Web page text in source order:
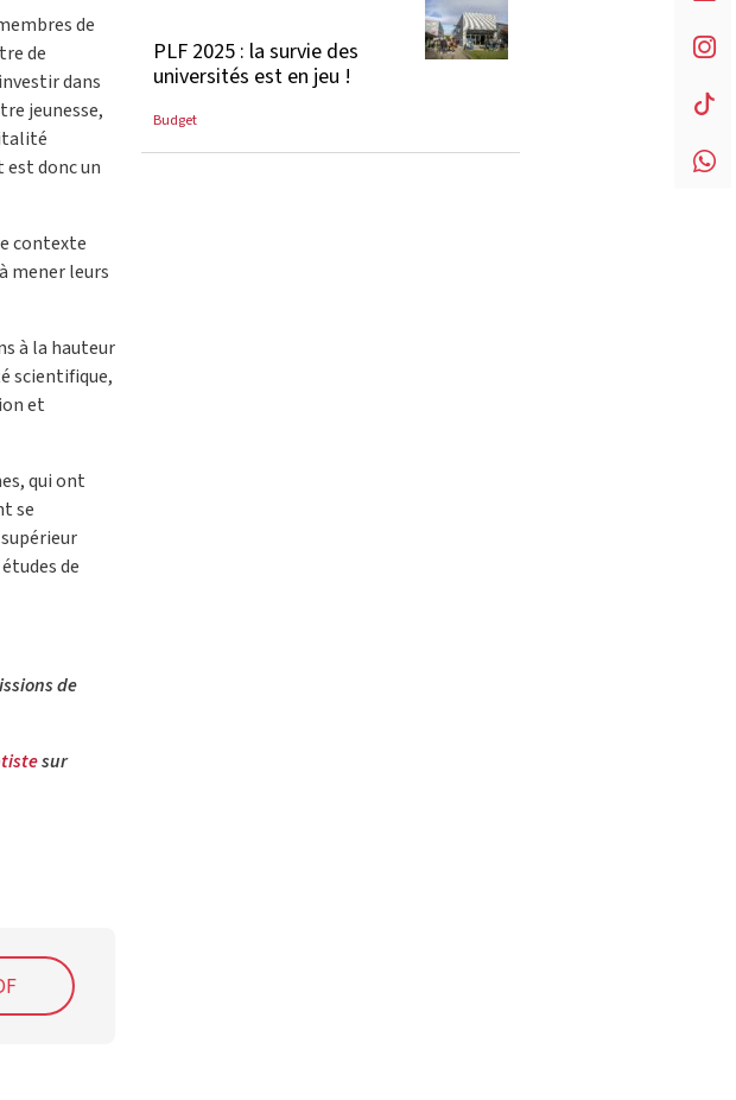
de
de
dans
jeunesse,
donc un
contexte
mener leurs
à la hauteur
scientifique,
et
qui ont
se
de
de
sur
PLF 2025 : la survie des
universités est en jeu !
Budget